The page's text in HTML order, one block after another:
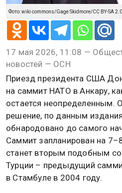
Фото: wiki commons/Gage Skidmore/CC BY-SA 2.0
17 мая 2026, 11:08 —
новостей — ОСН
Приезд президента США
на саммит НАТО в Анкару,
остается неопределенным.
решение, по данным
обнародовано до самого
Саммит запланирован на
станет вторым подобным
Турции – предыдущий
в Стамбуле в 2004 году.